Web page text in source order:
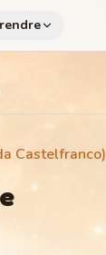
Castelfranco)